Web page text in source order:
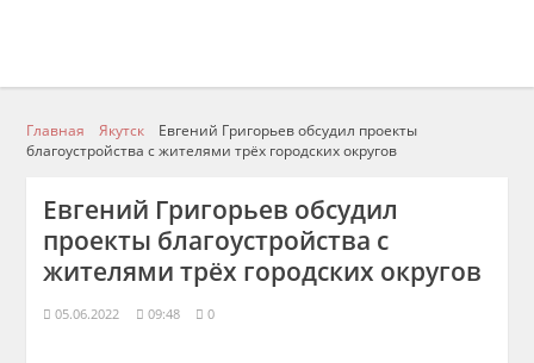
Главная Якутск
Евгений Григорьев обсудил проекты
благоустройства с жителями трёх городских округов
Евгений Григорьев обсудил
проекты благоустройства с
жителями трёх городских округов
05.06.2022 09:48 0